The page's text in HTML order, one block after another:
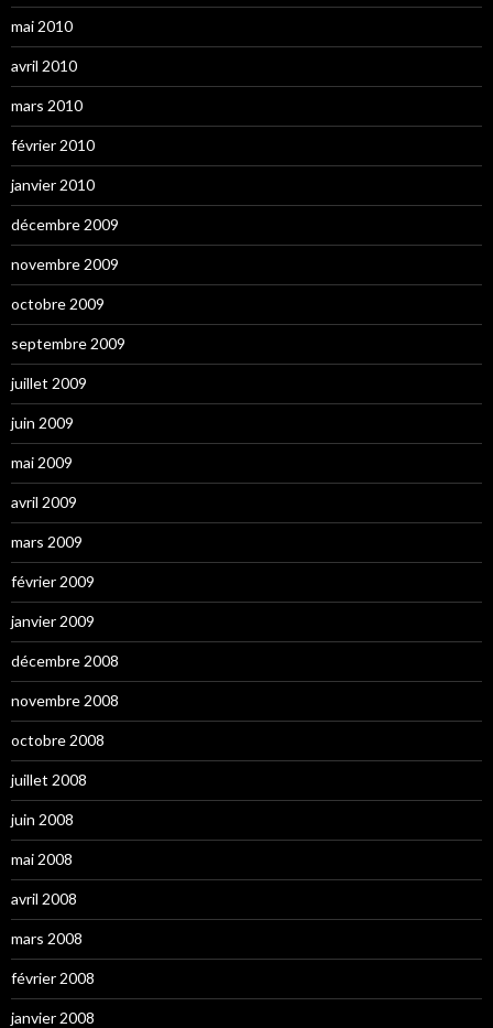
mai 2010
avril 2010
mars 2010
février 2010
janvier 2010
décembre 2009
novembre 2009
octobre 2009
septembre 2009
juillet 2009
juin 2009
mai 2009
avril 2009
mars 2009
février 2009
janvier 2009
décembre 2008
novembre 2008
octobre 2008
juillet 2008
juin 2008
mai 2008
avril 2008
mars 2008
février 2008
janvier 2008